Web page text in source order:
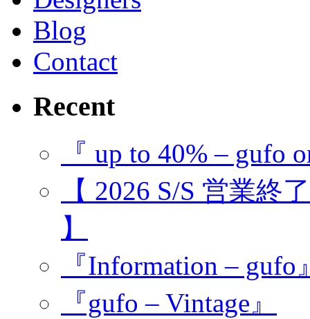
Blog
Contact
Recent
『 up to 40% – gufo
【 2026 S/S 営業終
】
『Information – gufo
『gufo – Vintage』